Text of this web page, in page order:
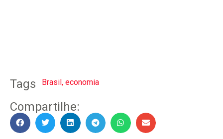
Tags Brasil, economia
Compartilhe: